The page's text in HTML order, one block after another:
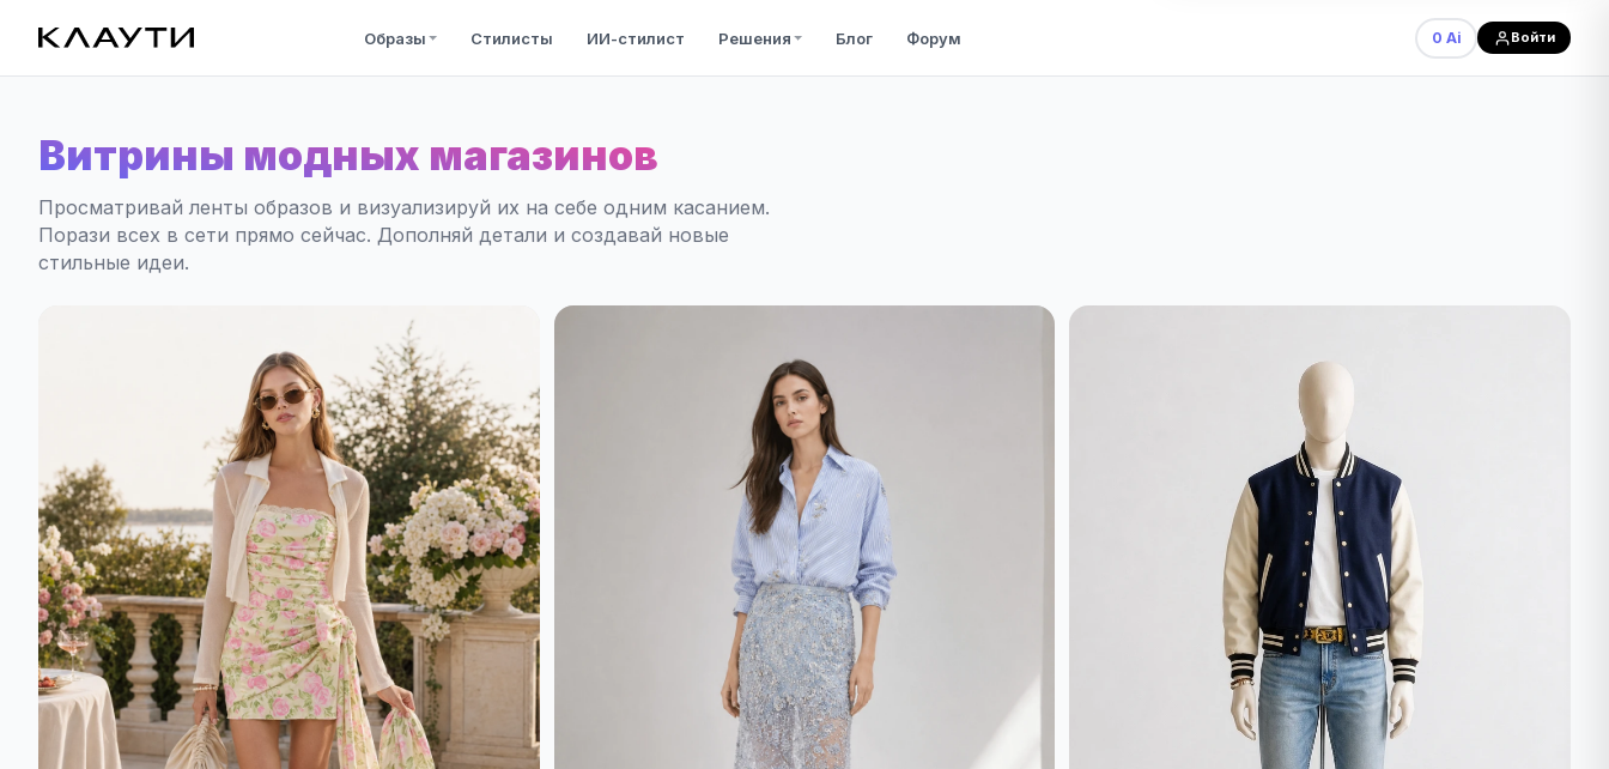
Образы Стилисты ИИ-стилист Решения Блог Форум 0 Ai Войти
Витрины модных магазинов
Просматривай ленты образов и визуализируй их на себе одним касанием.
Порази всех в сети прямо сейчас. Дополняй детали и создавай новые
стильные идеи.